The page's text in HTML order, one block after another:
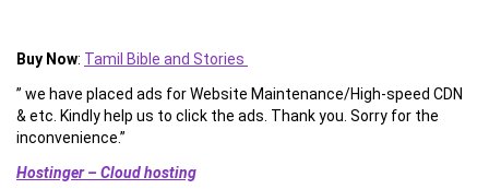
Buy Now: Tamil Bible and Stories
” we have placed ads for Website Maintenance/High-speed CDN
& etc. Kindly help us to click the ads. Thank you. Sorry for the
inconvenience.”
Hostinger – Cloud hosting